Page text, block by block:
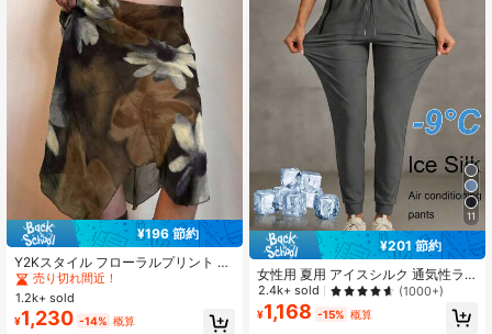
¥196 節約
Y2Kスタイル フローラルプリント メ
ッシュ アシンメトリー ミディ丈 Aラ
インスカート、ローウエスト 多用途
レディーススカート ブラウン バケー
ション サマー
#1 ベストセラー
に ブラウン 女性用ボトムス
売り切れ間近！
#1 ベストセラー
売り切れ間近！
#1 ベストセラー
売り切れ間近！
#1 ベストセラー
1.2k+ sold
¥1,230 -14% 概算
11
¥201 節約
女性用 夏用 アイスシルク 通気性ラ
ンニングパンツ、ジッパーポケット&
ウエストゴム仕様の軽量スポーツズ
ボン、フィットネス&ジョギング春用
2.4k+ sold (1000+)
¥1,168 -15% 概算